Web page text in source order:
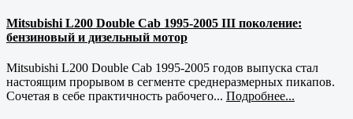
Mitsubishi L200 Double Cab 1995-2005 III поколение:
бензиновый и дизельный мотор
Mitsubishi L200 Double Cab 1995-2005 годов выпуска стал
настоящим прорывом в сегменте среднеразмерных пикапов.
Сочетая в себе практичность рабочего... Подробнее...